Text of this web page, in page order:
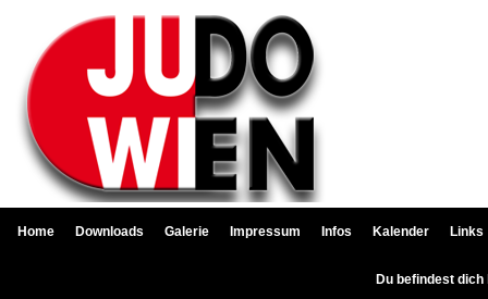
Home Downloads Galerie Impressum Infos Kalender Links
Du befindest